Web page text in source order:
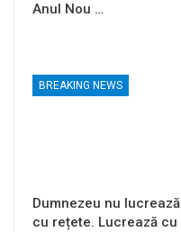
Anul Nou …
BREAKING NEWS
Dumnezeu nu lucrează
cu rețete. Lucrează cu